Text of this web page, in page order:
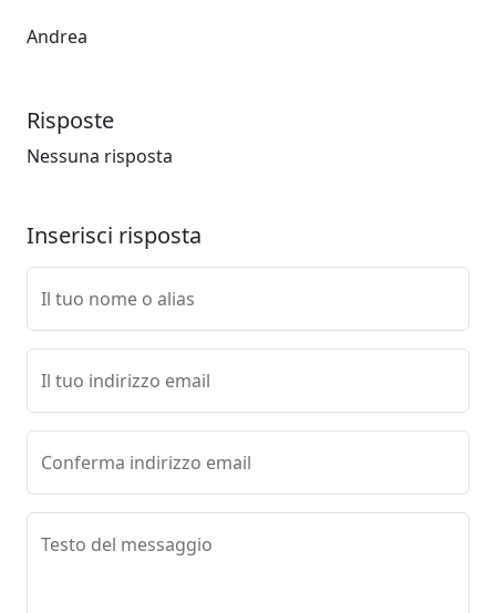
Andrea
Risposte
Nessuna risposta
Inserisci risposta
Il tuo nome o alias
Il tuo indirizzo email
Conferma indirizzo email
Testo del messaggio